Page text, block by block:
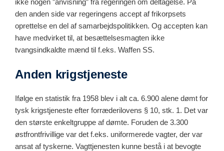
den anden side var regeringens accept af frikorpsets
oprettelse en del af samarbejdspolitikken. Og accepten kan
have medvirket til, at besættelsesmagten ikke
tvangsindkaldte mænd til f.eks. Waffen SS.
Anden krigstjeneste
Ifølge en statistik fra 1958 blev i alt ca. 6.900 alene dømt for
tysk krigstjeneste efter forræderilovens § 10, stk. 1. Det var
den største enkeltgruppe af dømte. Foruden de 3.300
østfrontfrivillige var det f.eks. uniformerede vagter, der var
ansat af tyskerne. Vagttjenesten kunne bestå i at bevogte